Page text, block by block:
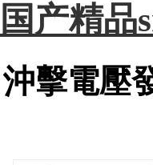
国产精品
沖擊電壓